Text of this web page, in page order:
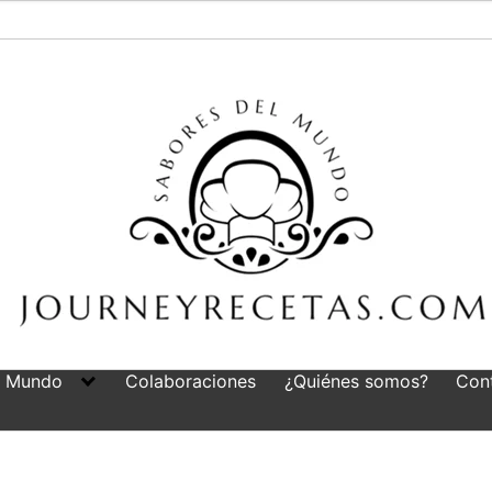
Mundo Colaboraciones ¿Quiénes somos?